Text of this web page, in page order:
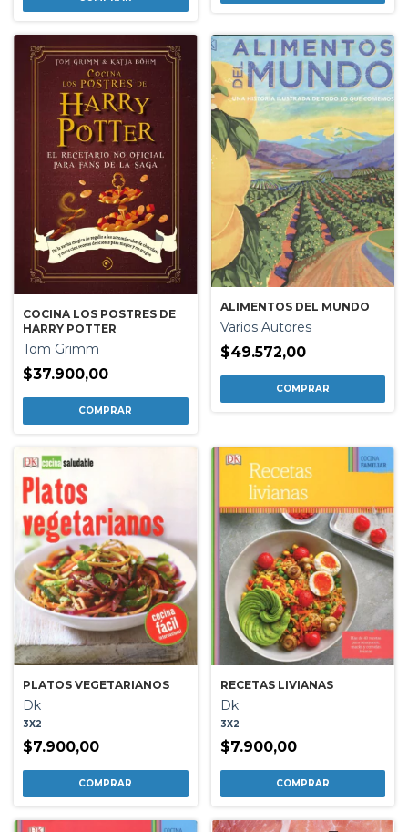
COCINA LOS POSTRES DE
HARRY POTTER
Tom Grimm
$37.900,00
ALIMENTOS DEL MUNDO
Varios Autores
$49.572,00
PLATOS VEGETARIANOS
Dk
3X2
$7.900,00
RECETAS LIVIANAS
Dk
3X2
$7.900,00